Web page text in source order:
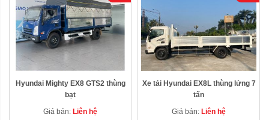
Hyundai Mighty EX8 GTS2 thùng
bạt
Giá bán: Liên hệ
Xe tải Hyundai EX8L thùng lửng 7
tấn
Giá bán: Liên hệ